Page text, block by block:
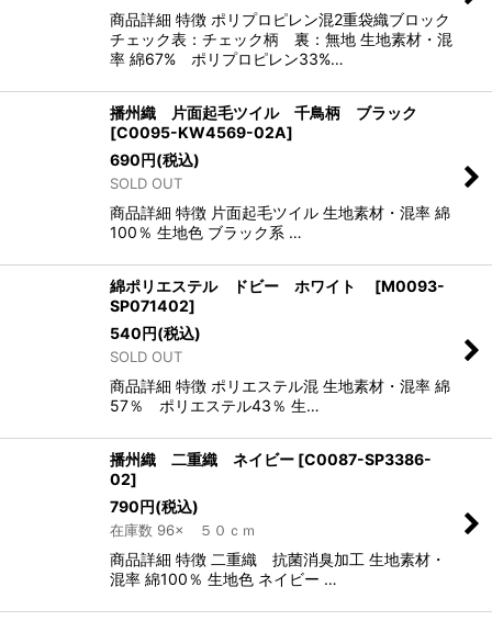
商品詳細 特徴 ポリプロピレン混2重袋織ブロック
チェック表：チェック柄 裏：無地 生地素材・混
率 綿67% ポリプロピレン33%…
播州織 片面起毛ツイル 千鳥柄 ブラック
[C0095-KW4569-02A]
690円(税込)
SOLD OUT
商品詳細 特徴 片面起毛ツイル 生地素材・混率 綿
100％ 生地色 ブラック系 …
綿ポリエステル ドビー ホワイト [M0093-
SP071402]
540円(税込)
SOLD OUT
商品詳細 特徴 ポリエステル混 生地素材・混率 綿
57％ ポリエステル43％ 生…
播州織 二重織 ネイビー [C0087-SP3386-
02]
790円(税込)
在庫数 96× ５０ｃｍ
商品詳細 特徴 二重織 抗菌消臭加工 生地素材・
混率 綿100％ 生地色 ネイビー …